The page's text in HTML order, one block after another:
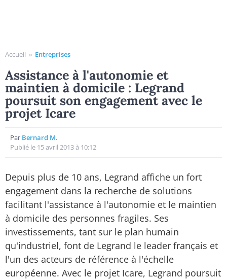
Accueil » Entreprises
Assistance à l'autonomie et
maintien à domicile : Legrand
poursuit son engagement avec le
projet Icare
Par Bernard M.
Publié le 15 avril 2013 à 10:12
Depuis plus de 10 ans, Legrand affiche un fort
engagement dans la recherche de solutions
facilitant l'assistance à l'autonomie et le maintien
à domicile des personnes fragiles. Ses
investissements, tant sur le plan humain
qu'industriel, font de Legrand le leader français et
l'un des acteurs de référence à l'échelle
européenne. Avec le projet Icare, Legrand poursuit